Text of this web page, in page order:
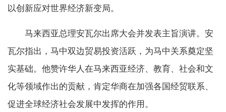
以创新应对世界经济新变局。
马来西亚总理安瓦尔出席大会并发表主旨演讲。安
瓦尔指出，马中双边贸易投资活跃，为马中关系奠定坚
实基础。他赞许华人在马来西亚经济、教育、社会和文
化等领域作出的贡献，肯定华商在加强各国经贸联系、
促进全球经济社会发展中发挥的作用。